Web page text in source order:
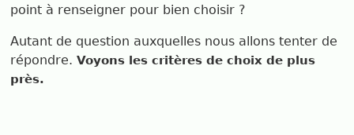
point à renseigner pour bien choisir ?
Autant de question auxquelles nous allons tenter de
répondre.Voyons les critères de choix de plus
près.